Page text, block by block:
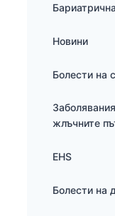
Новини
Болести на
жлъчните
EHS
Болести на